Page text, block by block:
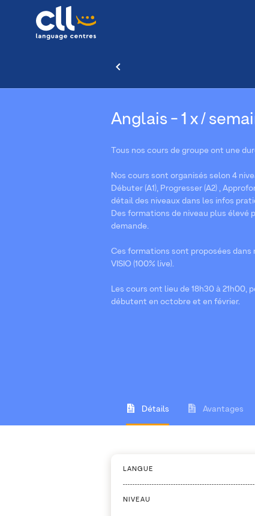
Anglais - 1 x /
Tous nos cours de groupe ont une
Nos cours sont organisés selon 4
Débuter (A1), Progresser (A2) ,
détail des niveaux dans les infos
Des formations de niveau plus élevé
demande.
Ces formations sont proposées dans
VISIO (100% live).
Les cours ont lieu de 18h30 à 21h00,
débutent en octobre et en février.
Détails Avantages
LANGUE
NIVEAU